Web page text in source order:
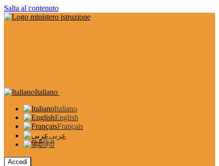
Salta al contenuto
Italiano
Italiano
English
Français
عربى
हिंदी
Accedi